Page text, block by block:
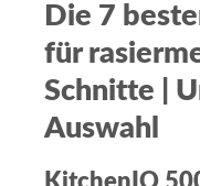
Die 7
für
Schnitte |
Auswahl